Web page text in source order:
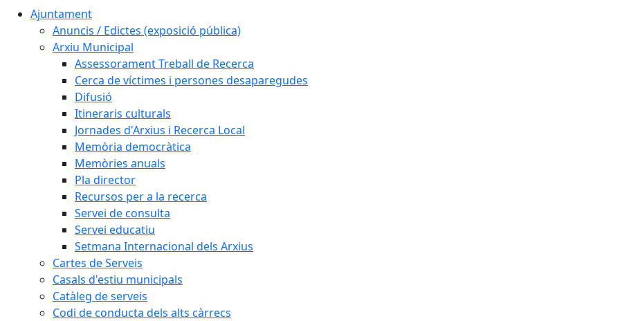
Ajuntament
Anuncis / Edictes (exposició pública)
Arxiu Municipal
Assessorament Treball de Recerca
Cerca de víctimes i persones desaparegudes
Difusió
Itineraris culturals
Jornades d'Arxius i Recerca Local
Memòria democràtica
Memòries anuals
Pla director
Recursos per a la recerca
Servei de consulta
Servei educatiu
Setmana Internacional dels Arxius
Cartes de Serveis
Casals d'estiu municipals
Catàleg de serveis
Codi de conducta dels alts càrrecs